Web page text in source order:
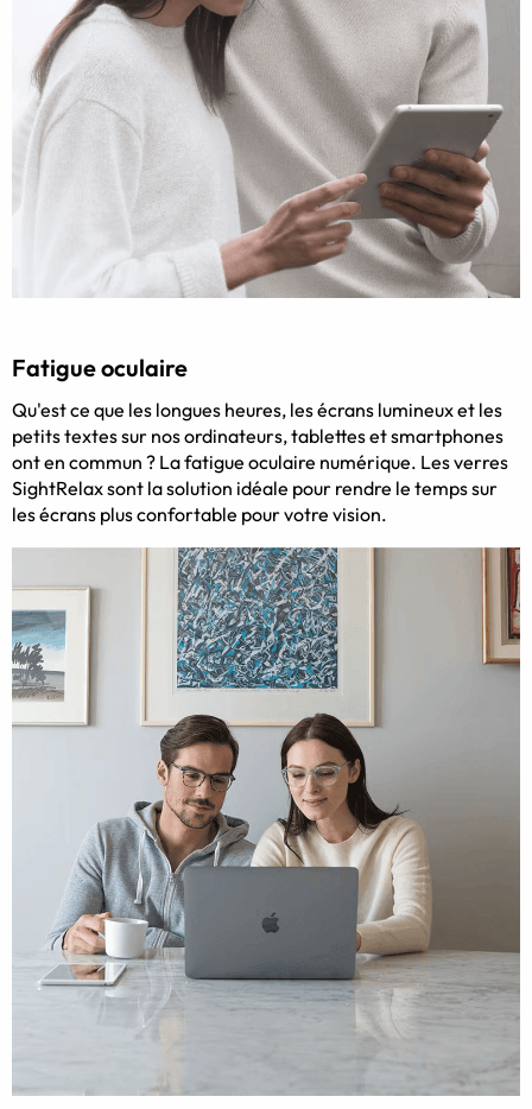
Fatigue oculaire
Qu'est ce que les longues heures, les écrans lumineux et les
petits textes sur nos ordinateurs, tablettes et smartphones
ont en commun ? La fatigue oculaire numérique. Les verres
SightRelax sont la solution idéale pour rendre le temps sur
les écrans plus confortable pour votre vision.